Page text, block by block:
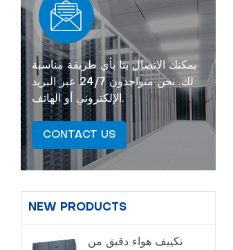
يمكنك الاتصال بنا بأي طريقة مناسبة
لك. نحن متواجدون 24/7 عبر البريد
الإلكتروني أو الهاتف.
CONTACT US
NEW PRODUCTS
تكييف هواء دقيق من